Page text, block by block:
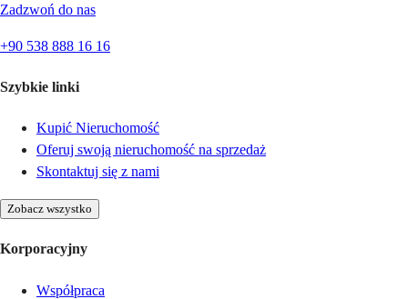
Zadzwoń do nas
+90 538 888 16 16
Szybkie linki
Kupić Nieruchomość
Oferuj swoją nieruchomość na sprzedaż
Skontaktuj się z nami
Zobacz wszystko
Korporacyjny
Współpraca